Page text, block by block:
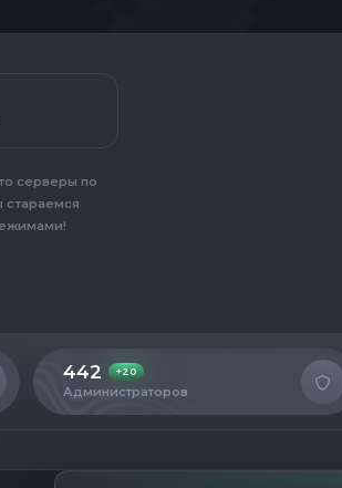
серверы по
442 +20
Администраторов